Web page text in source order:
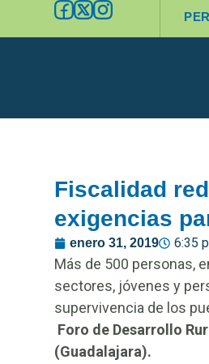
Fiscalidad
exigencias
enero 31, 2019 6:35
Más de 500 personas,
sectores, jóvenes y
supervivencia de los
Foro de Desarrollo
(Guadalajara).